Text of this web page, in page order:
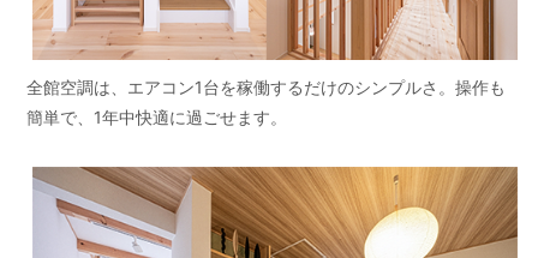
全館空調は、エアコン1台を稼働するだけのシンプルさ。操作も
簡単で、1年中快適に過ごせます。